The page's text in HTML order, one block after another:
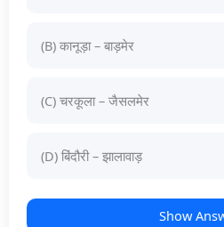
(B) कानूड़ा – बाड़मेर
(C) चरकूला – जैसलमेर
(D) बिंदौरी – झालावाड़
Show